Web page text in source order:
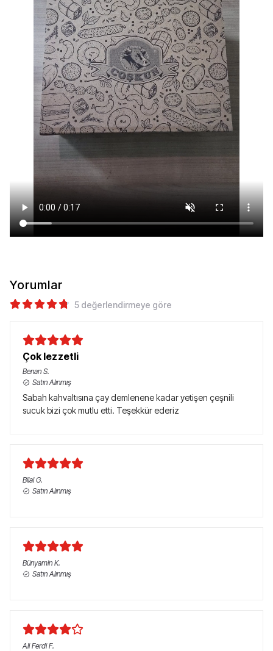
Yorumlar
5 değerlendirmeye göre
Çok lezzetli
Benan S.
Satın Alınmış
Sabah kahvaltısına çay demlenene kadar yetişen çeşnili
sucuk bizi çok mutlu etti. Teşekkür ederiz
Bilal G.
Satın Alınmış
Bünyamin K.
Satın Alınmış
Ali Ferdi F.